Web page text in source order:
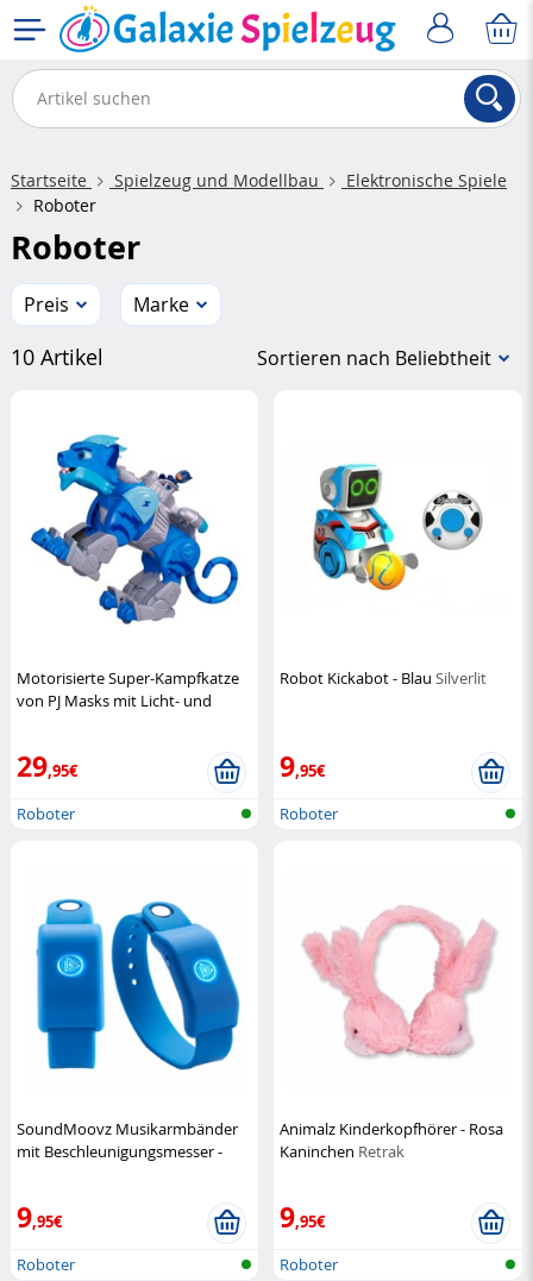
Startseite Spielzeug und Modellbau
Elektronische Spiele
Roboter
Roboter
Preis Marke
10 Artikel Sortieren nach Beliebtheit
Motorisierte Super-Kampfkatze
von PJ Masks mit Licht- und
29,95€
Roboter
Robot Kickabot - BlauSilverlit
9,95€
Roboter
SoundMoovz Musikarmbänder
mit Beschleunigungsmesser -
9,95€
Roboter
Animalz Kinderkopfhörer - Rosa
Kaninchen Retrak
9,95€
Roboter